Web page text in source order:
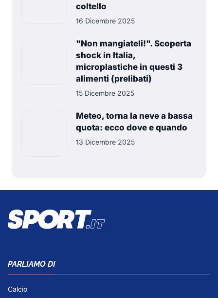
coltello
16 Dicembre 2025
"Non mangiateli!". Scoperta
shock in Italia,
microplastiche in questi 3
alimenti (prelibati)
15 Dicembre 2025
Meteo, torna la neve a bassa
quota: ecco dove e quando
13 Dicembre 2025
PARLIAMO DI
Calcio